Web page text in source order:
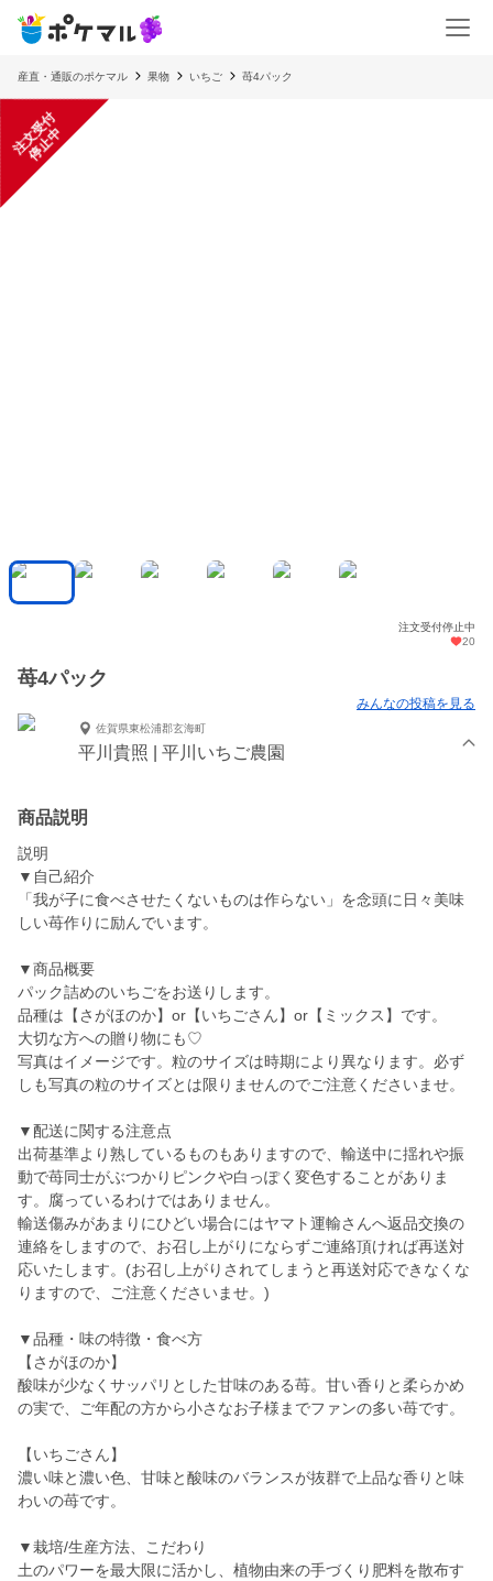
産直・通販のポケマル 果物 いちご 苺4パック
注
文
受
付
停
止
中
注文受付停止中
20
苺4パック
みんなの投稿を見る
佐賀県東松浦郡玄海町
平川貴照 | 平川いちご農園
商品説明
説明
▼自己紹介
「我が子に食べさせたくないものは作らない」を念頭に日々美味
しい苺作りに励んでいます。
▼商品概要
パック詰めのいちごをお送りします。
品種は【さがほのか】or【いちごさん】or【ミックス】です。
大切な方への贈り物にも♡
写真はイメージです。粒のサイズは時期により異なります。必ず
しも写真の粒のサイズとは限りませんのでご注意くださいませ。
▼配送に関する注意点
出荷基準より熟しているものもありますので、輸送中に揺れや振
動で苺同士がぶつかりピンクや白っぽく変色することがありま
す。腐っているわけではありません。
輸送傷みがあまりにひどい場合にはヤマト運輸さんへ返品交換の
連絡をしますので、お召し上がりにならずご連絡頂ければ再送対
応いたします。(お召し上がりされてしまうと再送対応できなくな
りますので、ご注意くださいませ。)
▼品種・味の特徴・食べ方
【さがほのか】
酸味が少なくサッパリとした甘味のある苺。甘い香りと柔らかめ
の実で、ご年配の方から小さなお子様までファンの多い苺です。
【いちごさん】
濃い味と濃い色、甘味と酸味のバランスが抜群で上品な香りと味
わいの苺です。
▼栽培/生産方法、こだわり
土のパワーを最大限に活かし、植物由来の手づくり肥料を散布す